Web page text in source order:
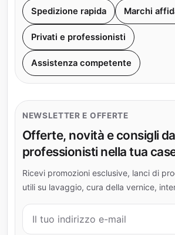
Spedizione rapida Marchi
Privati e professionisti
Assistenza competente
NEWSLETTER E OFFERTE
Offerte, novità e consigli da
professionisti nella tua
Ricevi promozioni esclusive, lanci di
utili su lavaggio, cura della vernice,
Indirizzo e-mail